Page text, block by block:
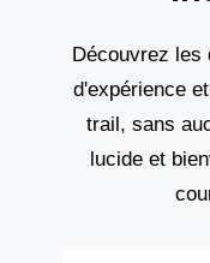
Découvrez les
d'expérience
trail, sans
lucide et